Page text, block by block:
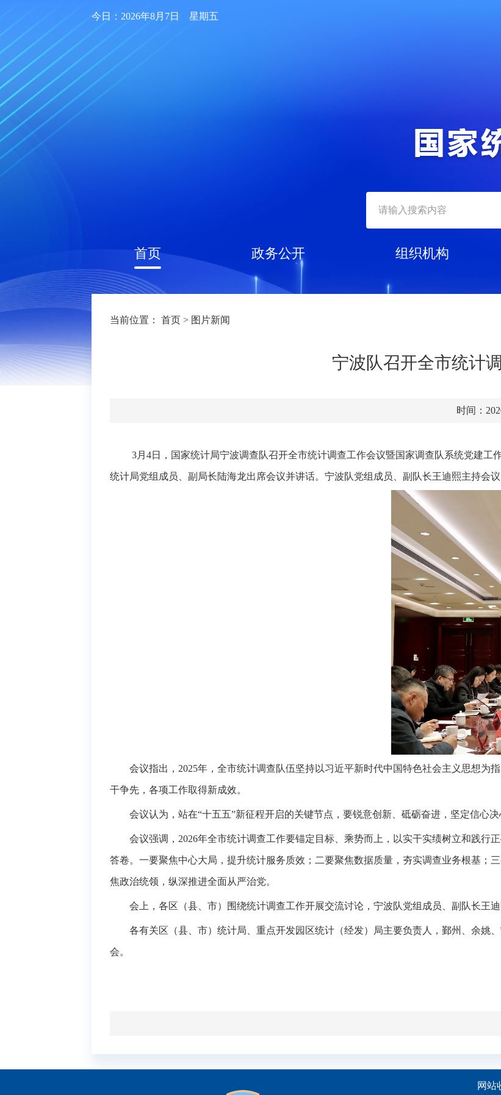
今日：2026年8月7日 星期五
首页 政务公开 组织机构
当前位置： 首页 > 图片新闻
宁波队召开全市统计
时间：
3月4日， 国家统计局宁波调查队召开全市统计调查工作会议暨国家调查队系统党建工
统计局党组成员、副局长陆海龙出席会议并讲话。宁波队党组成员、副队长王迪熙主持会
会议指出， 2025年，全市统计调查队伍坚持以习近平新时代中国特色社会主义思想为
干争先，各项工作取得新成效。
会议认为，站在“十五五”新征程开启的关键节点，要锐意创新、砥砺奋进，坚定信
会议强调，2026年全市统计调查工作要锚定目标、乘势而上，以实干实绩树立和践行
答卷。一要聚焦中心大局，提升统计服务质效；二要聚焦数据质量，夯实调查业务根基
焦政治统领，纵深推进全面从严治党。
会上，各区（县、市）围绕统计调查工作开展交流讨论，宁波队党组成员、副队长王
各有关区（县、市）统计局、重点开发园区统计（经发）局主要负责人，鄞州、余
会。
网站